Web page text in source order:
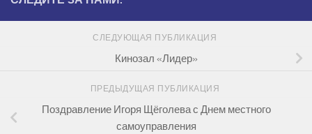
СЛЕДУЮЩАЯ ПУБЛИКАЦИЯ
Кинозал «Лидер»
ПРЕДЫДУЩАЯ ПУБЛИКАЦИЯ
Поздравление Игоря Щёголева с Днем местного
самоуправления